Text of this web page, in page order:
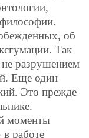
об
Так
не разрушением
Еще один
Это прежде
моменты
работе